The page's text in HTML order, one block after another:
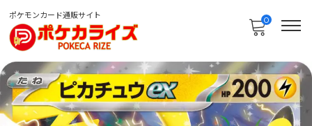
ポケモンカード通販サイト 0